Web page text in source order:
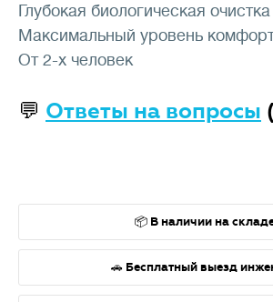
Глубокая биологическая очистка
Максимальный уровень
От 2-х человек
💬 Ответы на вопросы
📦 В наличии на
🚗 Бесплатный выезд